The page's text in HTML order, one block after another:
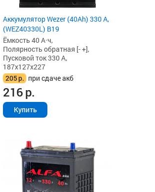
Аккумулятор Wezer (40Ah) 330 А,
(WEZ40330L) B19
Ёмкость 40 А·ч,
Полярность обратная [- +],
Пусковой ток 330 А,
187x127x227
205р. при сдаче акб
216р.
Купить